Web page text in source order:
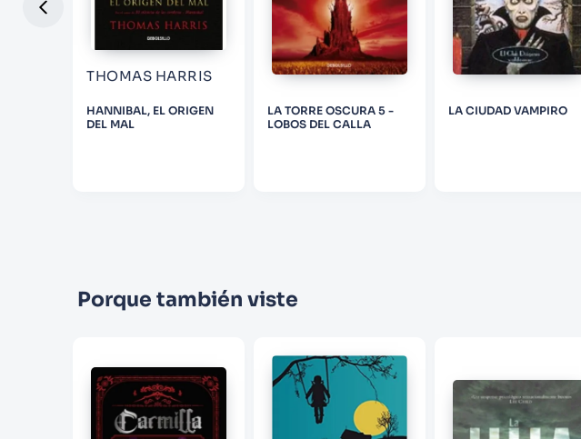
ENVIAR
THOMAS HARRIS
HANNIBAL, EL ORIGEN
DEL MAL
LA TORRE OSCURA 5 -
LOBOS DEL CALLA
LA CIUDAD VAMPIRO
Porque también viste